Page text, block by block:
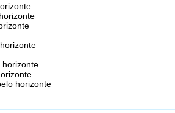
horizonte
horizonte